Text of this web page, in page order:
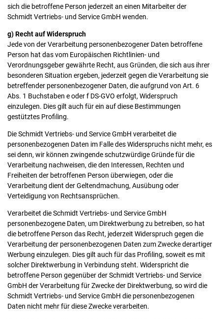
sich die betroffene Person jederzeit an einen Mitarbeiter der
Schmidt Vertriebs- und Service GmbH wenden.
g) Recht auf Widerspruch
Jede von der Verarbeitung personenbezogener Daten betroffene
Person hat das vom Europäischen Richtlinien- und
Verordnungsgeber gewährte Recht, aus Gründen, die sich aus ihrer
besonderen Situation ergeben, jederzeit gegen die Verarbeitung sie
betreffender personenbezogener Daten, die aufgrund von Art. 6
Abs. 1 Buchstaben e oder f DS-GVO erfolgt, Widerspruch
einzulegen. Dies gilt auch für ein auf diese Bestimmungen
gestütztes Profiling.
Die Schmidt Vertriebs- und Service GmbH verarbeitet die
personenbezogenen Daten im Falle des Widerspruchs nicht mehr, es
sei denn, wir können zwingende schutzwürdige Gründe für die
Verarbeitung nachweisen, die den Interessen, Rechten und
Freiheiten der betroffenen Person überwiegen, oder die
Verarbeitung dient der Geltendmachung, Ausübung oder
Verteidigung von Rechtsansprüchen.
Verarbeitet die Schmidt Vertriebs- und Service GmbH
personenbezogene Daten, um Direktwerbung zu betreiben, so hat
die betroffene Person das Recht, jederzeit Widerspruch gegen die
Verarbeitung der personenbezogenen Daten zum Zwecke derartiger
Werbung einzulegen. Dies gilt auch für das Profiling, soweit es mit
solcher Direktwerbung in Verbindung steht. Widerspricht die
betroffene Person gegenüber der Schmidt Vertriebs- und Service
GmbH der Verarbeitung für Zwecke der Direktwerbung, so wird die
Schmidt Vertriebs- und Service GmbH die personenbezogenen
Daten nicht mehr für diese Zwecke verarbeiten.